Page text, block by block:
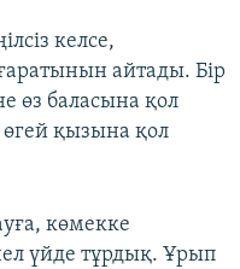
келсе,
айтады. Бір
өз баласына қол
өгей қызына қол
көмекке
үйде тұрдық. Ұрып